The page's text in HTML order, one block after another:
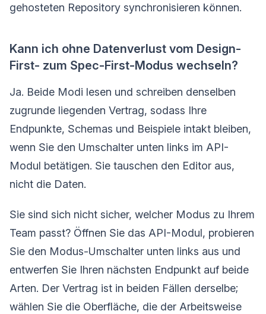
gehosteten Repository synchronisieren können.
Kann ich ohne Datenverlust vom Design-
First- zum Spec-First-Modus wechseln?
Ja. Beide Modi lesen und schreiben denselben
zugrunde liegenden Vertrag, sodass Ihre
Endpunkte, Schemas und Beispiele intakt bleiben,
wenn Sie den Umschalter unten links im API-
Modul betätigen. Sie tauschen den Editor aus,
nicht die Daten.
Sie sind sich nicht sicher, welcher Modus zu Ihrem
Team passt? Öffnen Sie das API-Modul, probieren
Sie den Modus-Umschalter unten links aus und
entwerfen Sie Ihren nächsten Endpunkt auf beide
Arten. Der Vertrag ist in beiden Fällen derselbe;
wählen Sie die Oberfläche, die der Arbeitsweise